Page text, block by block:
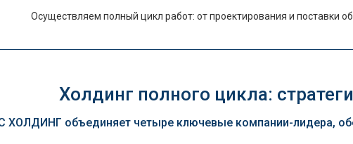
Осуществляем полный цикл работ: от проектирования и поставки
Холдинг полного цикла:
ХОЛДИНГ объединяет четыре ключевые компании-лидера,